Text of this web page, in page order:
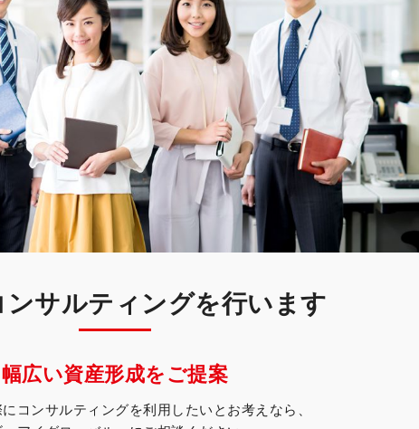
ンサルティングを行います
幅広い資産形成をご提案
コンサルティングを利用したいとお考えなら、